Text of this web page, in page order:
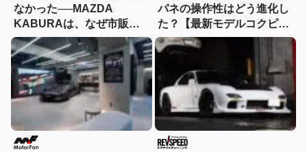
なかった──MAZDA
KABURAは、なぜ市販さ
れなかったのか？
パネの操作性はどう進化し
た？【最新モデルコクピッ
トドリル：08】